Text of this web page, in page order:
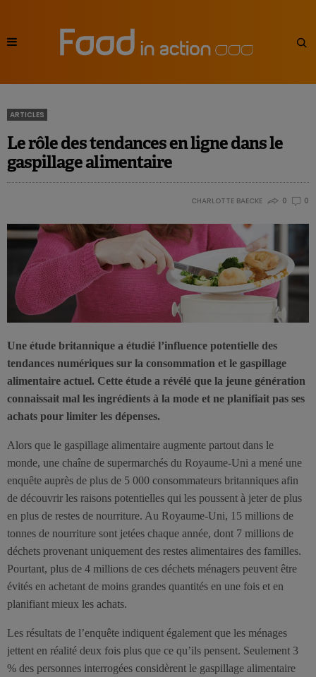
ARTICLES
Le rôle des tendances en ligne dans le
gaspillage alimentaire
CHARLOTTE BAECKE 0 0
Une étude britannique a étudié l’influence potentielle des
tendances numériques sur la consommation et le gaspillage
alimentaire actuel. Cette étude a révélé que la jeune génération
connaissait mal les ingrédients à la mode et ne planifiait pas ses
achats pour limiter les dépenses.
Alors que le gaspillage alimentaire augmente partout dans le
monde, une chaîne de supermarchés du Royaume-Uni a mené une
enquête auprès de plus de 5 000 consommateurs britanniques afin
de découvrir les raisons potentielles qui les poussent à jeter de plus
en plus de restes de nourriture. Au Royaume-Uni, 15 millions de
tonnes de nourriture sont jetées chaque année, dont 7 millions de
déchets provenant uniquement des restes alimentaires des familles.
Pourtant, plus de 4 millions de ces déchets ménagers peuvent être
évités en achetant de moins grandes quantités en une fois et en
planifiant mieux les achats.
Les résultats de l’enquête indiquent également que les ménages
jettent en réalité deux fois plus que ce qu’ils pensent. Seulement 3
% des personnes interrogées considèrent le gaspillage alimentaire